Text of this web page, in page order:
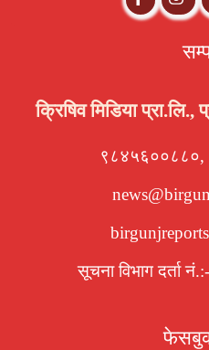
क्रिषिव मिडिया
सूचना विभाग दर्ता